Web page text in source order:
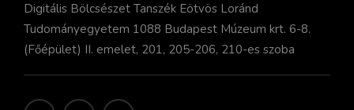
Digitális Bölcsészet Tanszék Eötvös Loránd
Tudományegyetem 1088 Budapest Múzeum krt. 6-8.
(Főépület) II. emelet, 201, 205-206, 210-es szoba